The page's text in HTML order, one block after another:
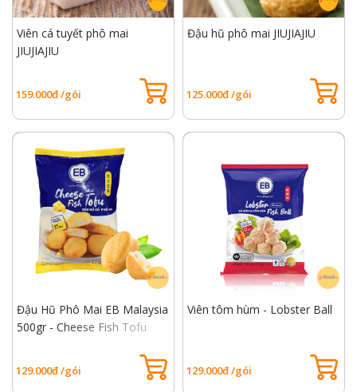
Viên cá tuyết phô mai
JIUJIAJIU
159.000đ /gói
Đậu hũ phô mai JIUJIAJIU
125.000đ /gói
Đậu Hũ Phô Mai EB Malaysia
500gr - Cheese Fish Tofu
129.000đ /gói
Viên tôm hùm - Lobster Ball
129.000đ /gói